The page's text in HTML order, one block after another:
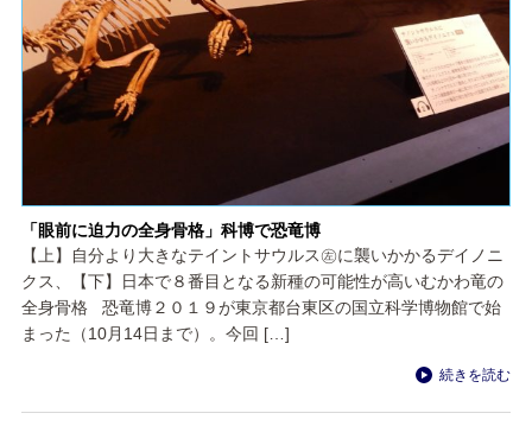
「眼前に迫力の全身骨格」科博で恐竜博
【上】自分より大きなテイントサウルス㊧に襲いかかるデイノニ
クス、【下】日本で８番目となる新種の可能性が高いむかわ竜の
全身骨格 恐竜博２０１９が東京都台東区の国立科学博物館で始
まった（10月14日まで）。今回 […]
続きを読む